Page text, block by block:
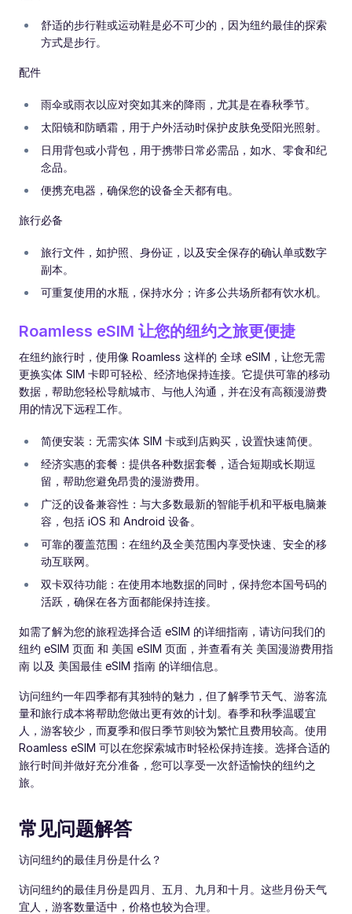
舒适的步行鞋或运动鞋是必不可少的，因为纽约最佳的探索
方式是步行。
配件
雨伞或雨衣以应对突如其来的降雨，尤其是在春秋季节。
太阳镜和防晒霜，用于户外活动时保护皮肤免受阳光照射。
日用背包或小背包，用于携带日常必需品，如水、零食和纪
念品。
便携充电器，确保您的设备全天都有电。
旅行必备
旅行文件，如护照、身份证，以及安全保存的确认单或数字
副本。
可重复使用的水瓶，保持水分；许多公共场所都有饮水机。
Roamless eSIM 让您的纽约之旅更便捷
在纽约旅行时，使用像 Roamless 这样的 全球 eSIM，让您无需
更换实体 SIM 卡即可轻松、经济地保持连接。它提供可靠的移动
数据，帮助您轻松导航城市、与他人沟通，并在没有高额漫游费
用的情况下远程工作。
简便安装：无需实体 SIM 卡或到店购买，设置快速简便。
经济实惠的套餐：提供各种数据套餐，适合短期或长期逗
留，帮助您避免昂贵的漫游费用。
广泛的设备兼容性：与大多数最新的智能手机和平板电脑兼
容，包括 iOS 和 Android 设备。
可靠的覆盖范围：在纽约及全美范围内享受快速、安全的移
动互联网。
双卡双待功能：在使用本地数据的同时，保持您本国号码的
活跃，确保在各方面都能保持连接。
如需了解为您的旅程选择合适 eSIM 的详细指南，请访问我们的
纽约 eSIM 页面 和 美国 eSIM 页面，并查看有关 美国漫游费用指
南 以及 美国最佳 eSIM 指南 的详细信息。
访问纽约一年四季都有其独特的魅力，但了解季节天气、游客流
量和旅行成本将帮助您做出更有效的计划。春季和秋季温暖宜
人，游客较少，而夏季和假日季节则较为繁忙且费用较高。使用
Roamless eSIM 可以在您探索城市时轻松保持连接。选择合适的
旅行时间并做好充分准备，您可以享受一次舒适愉快的纽约之
旅。
常见问题解答
访问纽约的最佳月份是什么？
访问纽约的最佳月份是四月、五月、九月和十月。这些月份天气
宜人，游客数量适中，价格也较为合理。